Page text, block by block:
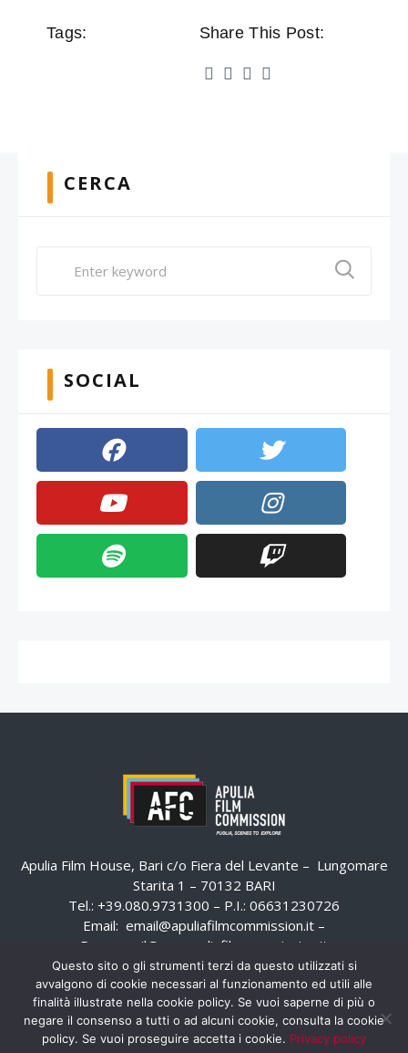
Tags: Share This Post:
CERCA
SOCIAL
Apulia Film House, Bari c/o Fiera del Levante – Lungomare
Starita 1 – 70132 BARI
Tel.: +39.080.9731300 – P.I.: 06631230726
Email: email@apuliafilmcommission.it –
Pec:
email@pec.apuliafilmcommission.it
Questo sito o gli strumenti terzi da questo utilizzati si
avvalgono di cookie necessari al funzionamento ed utili alle
finalità illustrate nella cookie policy. Se vuoi saperne di più o
negare il consenso a tutti o ad alcuni cookie, consulta la cookie
policy. Se vuoi proseguire accetta i cookie. Privacy policy